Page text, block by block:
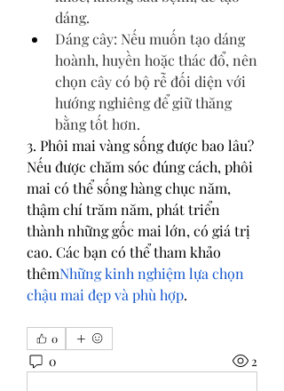
dáng.
Dáng cây: Nếu muốn tạo dáng
hoành, huyền hoặc thác đổ, nên
chọn cây có bộ rễ đối diện với
hướng nghiêng để giữ thăng
bằng tốt hơn.
3. Phôi mai vàng sống được bao lâu?
Nếu được chăm sóc đúng cách, phôi
mai có thể sống hàng chục năm,
thậm chí trăm năm, phát triển
thành những gốc mai lớn, có giá trị
cao. Các bạn có thể tham khảo
thêmNhững kinh nghiệm lựa chọn
chậu mai đẹp và phù hợp.
0
0 2